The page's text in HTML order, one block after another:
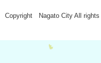
Copyright Nagato City All rights